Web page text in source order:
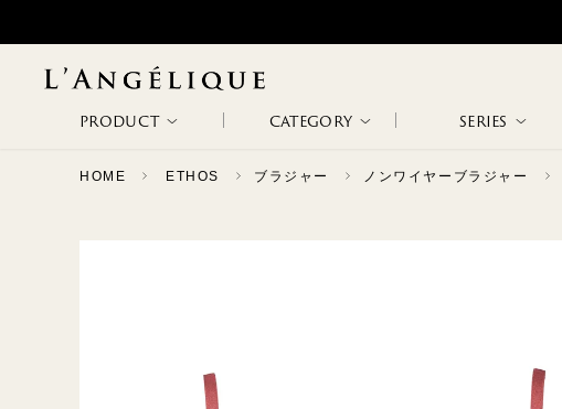
PRODUCT CATEGORY SERIES
HOME ETHOS ブラジャー ノンワイヤーブラジャー